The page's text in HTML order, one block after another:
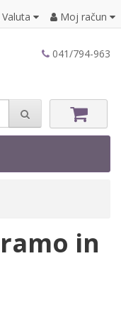
Valuta Moj račun
041/794-963
in